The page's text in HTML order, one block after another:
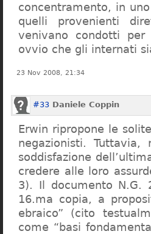
concentramento, in
quelli provenienti
venivano condotti
ovvio che gli internati
23 Nov 2008, 21:34
#33 Daniele Coppin
Erwin ripropone le
negazionisti.
soddisfazione
credere alle loro
3). Il documento N.G.
16.ma copia, a
ebraico” (cito
come “basi